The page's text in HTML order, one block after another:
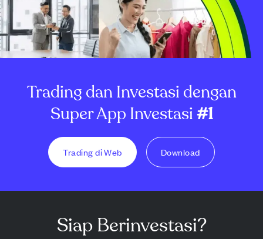
Trading dan Investasi dengan
Super App Investasi#1
Trading di Web Download
Siap Berinvestasi?